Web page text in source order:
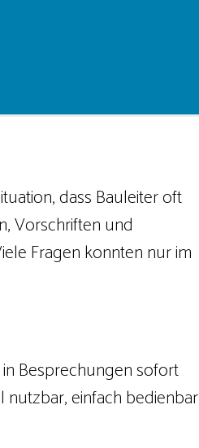
dass Bauleiter oft
Vorschriften und
Fragen konnten nur im
Besprechungen sofort
einfach bedienbar